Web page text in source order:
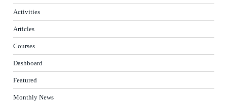
Activities
Articles
Courses
Dashboard
Featured
Monthly News